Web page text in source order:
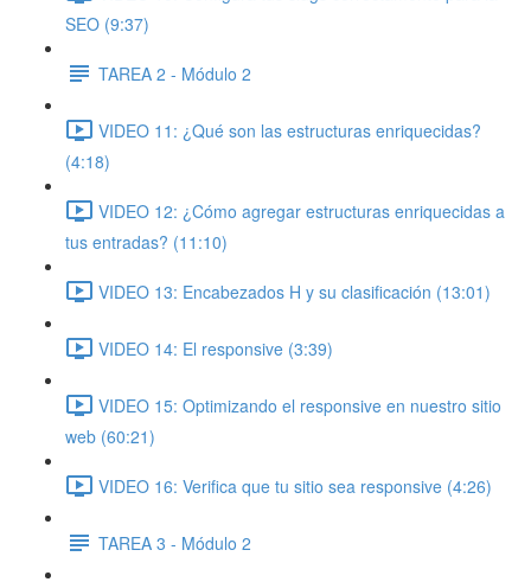
SEO (9:37)
TAREA 2 - Módulo 2
VIDEO 11: ¿Qué son las estructuras enriquecidas?
(4:18)
VIDEO 12: ¿Cómo agregar estructuras enriquecidas a
tus entradas? (11:10)
VIDEO 13: Encabezados H y su clasificación (13:01)
VIDEO 14: El responsive (3:39)
VIDEO 15: Optimizando el responsive en nuestro sitio
web (60:21)
VIDEO 16: Verifica que tu sitio sea responsive (4:26)
TAREA 3 - Módulo 2